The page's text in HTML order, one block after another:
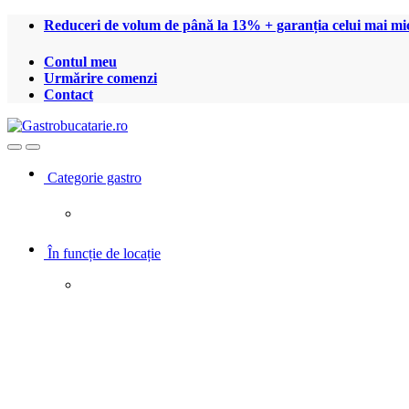
Treci
navigare
Treci
conținut
Reduceri de volum de până la 13% + garanția celui mai
Contul meu
Urmărire comenzi
Contact
OpenClose
Categorie gastro
În funcție de locație